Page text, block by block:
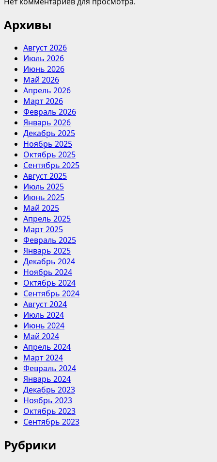
Архивы
Август 2026
Июль 2026
Июнь 2026
Май 2026
Апрель 2026
Март 2026
Февраль 2026
Январь 2026
Декабрь 2025
Ноябрь 2025
Октябрь 2025
Сентябрь 2025
Август 2025
Июль 2025
Июнь 2025
Май 2025
Апрель 2025
Март 2025
Февраль 2025
Январь 2025
Декабрь 2024
Ноябрь 2024
Октябрь 2024
Сентябрь 2024
Август 2024
Июль 2024
Июнь 2024
Май 2024
Апрель 2024
Март 2024
Февраль 2024
Январь 2024
Декабрь 2023
Ноябрь 2023
Октябрь 2023
Сентябрь 2023
Рубрики